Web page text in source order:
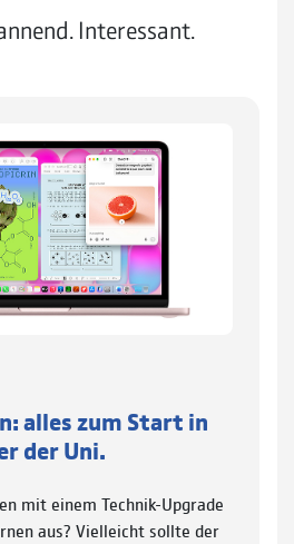
Interessant.
alles zum Start in
der Uni.
mit einem Technik-Upgrade
aus? Vielleicht sollte der